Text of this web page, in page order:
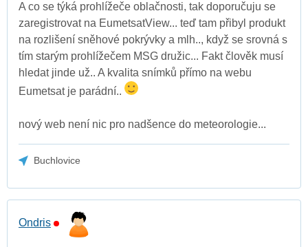
A co se týká prohlížeče oblačnosti, tak doporučuju se
zaregistrovat na EumetsatView... teď tam přibyl produkt
na rozlišení sněhové pokrývky a mlh.., když se srovná s
tím starým prohlížečem MSG družic... Fakt člověk musí
hledat jinde už.. A kvalita snímků přímo na webu
Eumetsat je parádní..
nový web není nic pro nadšence do meteorologie...
Buchlovice
Ondris